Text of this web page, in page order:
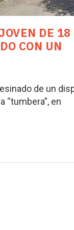
DE 18
CON UN
de un
“tumbera”, en